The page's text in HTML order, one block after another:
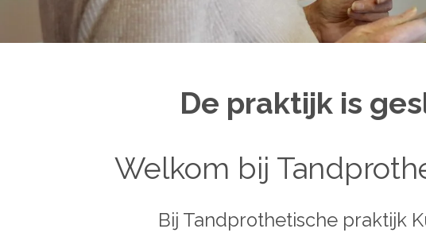
De praktijk is
Welkom bij
Bij Tandprothetische praktijk